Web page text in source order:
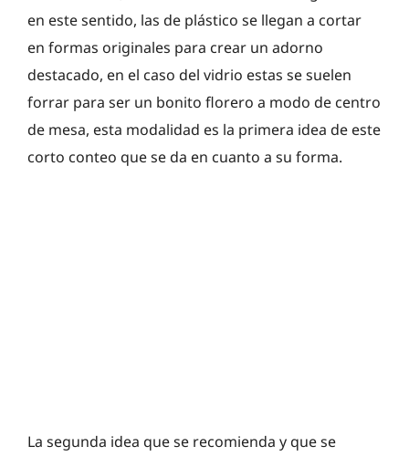
en este sentido, las de plástico se llegan a cortar
en formas originales para crear un adorno
destacado, en el caso del vidrio estas se suelen
forrar para ser un bonito florero a modo de centro
de mesa, esta modalidad es la primera idea de este
corto conteo que se da en cuanto a su forma.
La segunda idea que se recomienda y que se